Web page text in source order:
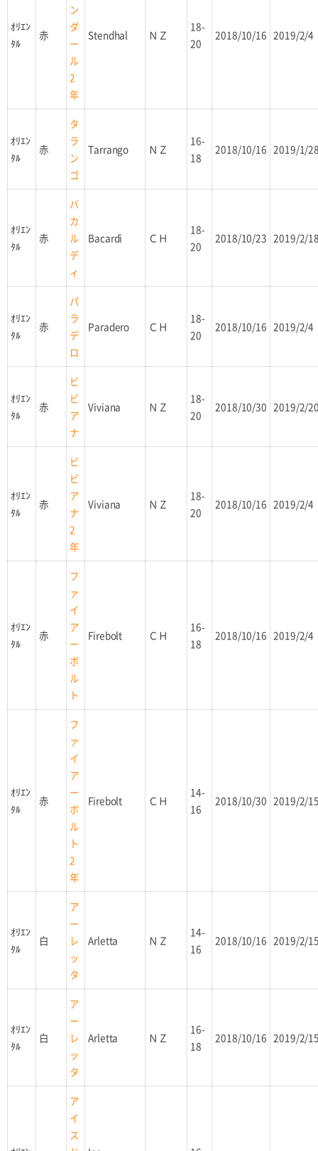
ｵﾘｴﾝ
ﾀﾙ
赤
ン
ダ
ー
ル
2
年
Stendhal ＮＺ
18-
20
2018/10/16 2019/2/4
ｵﾘｴﾝ
ﾀﾙ
赤
タ
ラ
ン
ゴ
Tarrango ＮＺ
16-
18
2018/10/16 2019/1/
ｵﾘｴﾝ
ﾀﾙ
赤
バ
カ
ル
デ
ィ
Bacardi ＣＨ
18-
20
2018/10/23 2019/2/
ｵﾘｴﾝ
ﾀﾙ
赤
パ
ラ
デ
ロ
Paradero ＣＨ
18-
20
2018/10/16 2019/2/4
ｵﾘｴﾝ
ﾀﾙ
赤
ビ
ビ
ア
ナ
Viviana ＮＺ
18-
20
2018/10/30 2019/2/
ｵﾘｴﾝ
ﾀﾙ
赤
ビ
ビ
ア
ナ
2
年
Viviana ＮＺ
18-
20
2018/10/16 2019/2/4
ｵﾘｴﾝ
ﾀﾙ
赤
フ
ァ
イ
ア
ー
ボ
ル
ト
Firebolt ＣＨ
16-
18
2018/10/16 2019/2/4
ｵﾘｴﾝ
ﾀﾙ
赤
フ
ァ
イ
ア
ー
ボ
ル
ト
2
年
Firebolt ＣＨ
14-
16
2018/10/30 2019/2/
ｵﾘｴﾝ
ﾀﾙ
白
ア
ー
レ
ッ
タ
Arletta ＮＺ
14-
16
2018/10/16 2019/2/
ｵﾘｴﾝ
ﾀﾙ
白
ア
ー
レ
ッ
タ
Arletta ＮＺ
16-
18
2018/10/16 2019/2/
ア
イ
ス